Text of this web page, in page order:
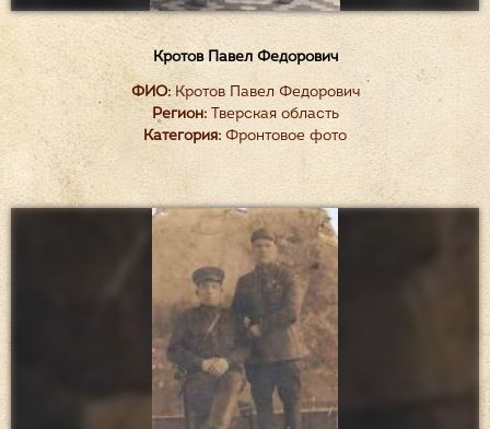
Кротов Павел Федорович
ФИО:Кротов Павел Федорович
Регион:Тверская область
Категория: Фронтовое фото